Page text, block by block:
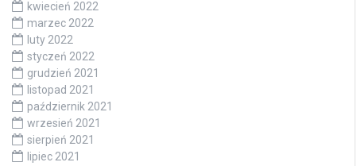
kwiecień 2022
marzec 2022
luty 2022
styczeń 2022
grudzień 2021
listopad 2021
październik 2021
wrzesień 2021
sierpień 2021
lipiec 2021